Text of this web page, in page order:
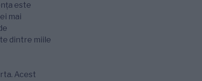
este
mai
dintre miile
Acest